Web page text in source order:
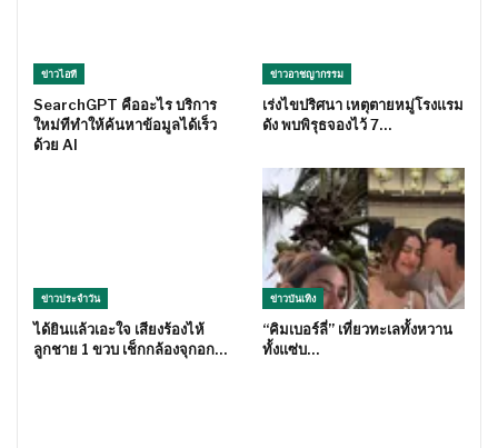
ข่าวไอที
SearchGPT คืออะไร บริการ
ใหม่ทีทำให้ค้นหาข้อมูลได้เร็ว
ด้วย AI
ข่าวอาชญากรรม
เร่งไขปริศนา เหตุตายหมู่โรงแรม
ดัง พบพิรุธจองไว้ 7…
ข่าวประจำวัน
ได้ยินแล้วเอะใจ เสียงร้องไห้
ลูกชาย 1 ขวบ เช็กกล้องจุกอก…
ข่าวบันเทิง
“คิมเบอร์ลี่” เที่ยวทะเลทั้งหวาน
ทั้งแซ่บ…